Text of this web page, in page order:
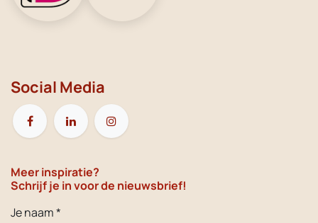
Social Media
Meer inspiratie?
Schrijf je in voor de nieuwsbrief!
Je naam *